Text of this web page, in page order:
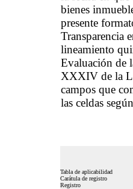
bienes
presente
Transparencia
lineamiento
Evaluación de
XXXIV de la
campos que
las celdas
Tabla de aplicabilidad
Carátula de registro
Registro